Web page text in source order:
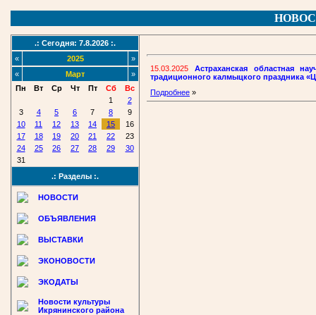
.: Сегодня: 7.8.2026 :.
«
2025
»
«
Март
»
Пн
Вт Ср Чт Пт Сб
Вс
1
2
3
4 5 6 7 8
9
10
11 12 13 14 15
16
17
18 19 20 21 22
23
24
25 26 27 28 29
30
31
.: Разделы :.
НОВОСТИ
ОБЪЯВЛЕНИЯ
ВЫСТАВКИ
ЭКОНОВОСТИ
ЭКОДАТЫ
Новости культуры
Икрянинского района
15.03.2025
Астраханская областная
традиционного калмыцкого праздника
Подробнее »